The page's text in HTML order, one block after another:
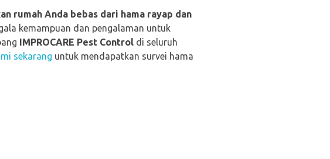
rumah Anda bebas dari hama rayap dan
kemampuan dan pengalaman untuk
IMPROCARE Pest Control di seluruh
sekarang untuk mendapatkan survei hama